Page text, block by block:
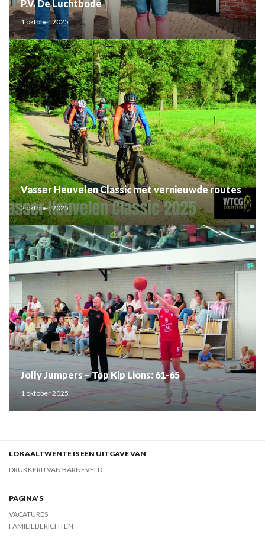
P.V. De Luchtbode
1 oktober 2025
Vasser Heuvelen Classic met vernieuwde routes
2 oktober 2025
Jolly Jumpers – Top Kip Lions: 61-65
1 oktober 2025
LOKAALTWENTE IS EEN UITGAVE VAN
DRUKKERIJ VAN BARNEVELD
PAGINA'S
VACATURES
FAMILIEBERICHTEN